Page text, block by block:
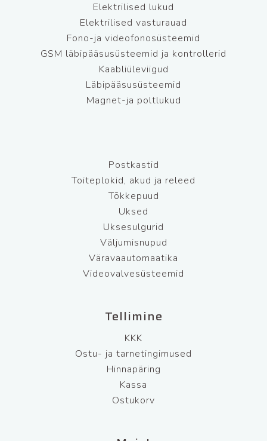
Elektrilised lukud
Elektrilised vasturauad
Fono-ja videofonosüsteemid
GSM läbipääsusüsteemid ja kontrollerid
Kaabliüleviigud
Läbipääsusüsteemid
Magnet-ja poltlukud
Postkastid
Toiteplokid, akud ja releed
Tõkkepuud
Uksed
Uksesulgurid
Väljumisnupud
Väravaautomaatika
Videovalvesüsteemid
Tellimine
KKK
Ostu- ja tarnetingimused
Hinnapäring
Kassa
Ostukorv